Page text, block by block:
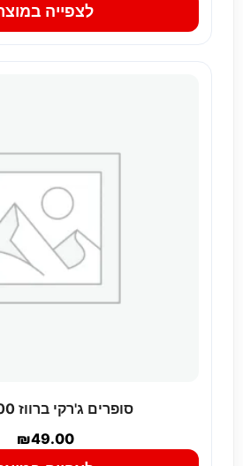
לצפייה
סופרים ג'רקי ברווז 300 גרם
₪49.00